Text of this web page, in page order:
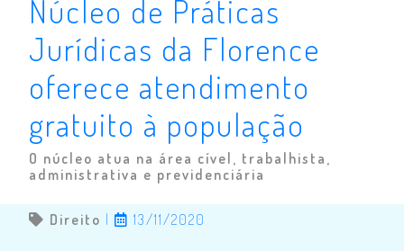
Núcleo de Práticas
Jurídicas da Florence
oferece atendimento
gratuito à população
O núcleo atua na área cível, trabalhista,
administrativa e previdenciária
Direito | 13/11/2020